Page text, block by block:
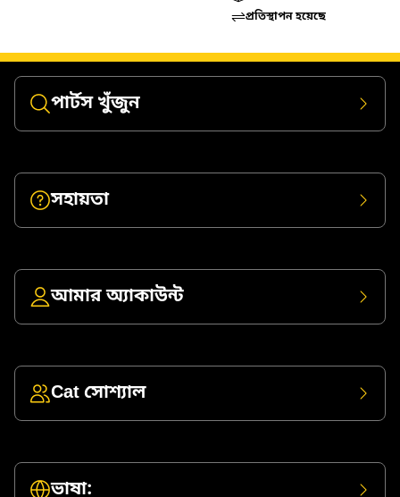
প্রতিস্থাপন হয়েছে
পার্টস খুঁজুন
সহায়তা
আমার অ্যাকাউন্ট
Cat সোশ্যাল
ভাষা: